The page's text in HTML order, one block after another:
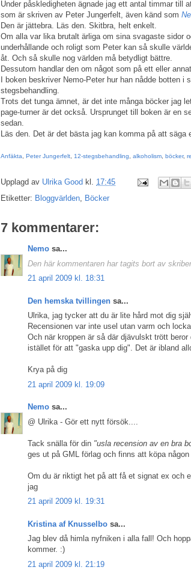
Under påskledigheten ägnade jag ett antal timmar till
som är skriven av Peter Jungerfelt, även känd som
Den är jättebra. Läs den. Skitbra, helt enkelt.
Om alla var lika brutalt ärliga om sina svagaste sidor
underhållande och roligt som Peter kan så skulle
åt. Och så skulle nog världen må betydligt bättre.
Dessutom handlar den om något som på ett eller
I boken beskriver Nemo-Peter hur han nådde botten i
stegsbehandling.
Trots det tunga ämnet, är det inte många böcker jag
page-turner är det också. Ursprunget till boken är en
sedan.
Läs den. Det är det bästa jag kan komma på att säga
Anfäkta Peter Jungerfelt 12-stegsbehandling alkoholism böcker,
Upplagd av Ulrika Good kl. 17:45
Etiketter: Bloggvärlden, Böcker
7 kommentarer:
Nemo sa...
Den här kommentaren har tagits bort av
21 april 2009 kl. 18:31
Den hemska tvillingen sa...
Ulrika, jag tycker att du är lite hård mot dig
Recensionen var inte usel utan varm och
Och när kroppen är så där djävulskt trött
istället för att "gaska upp dig". Det är ibland
Krya på dig
21 april 2009 kl. 19:09
Nemo sa...
@ Ulrika - Gör ett nytt försök....
Tack snälla för din "usla recension av en bra
ges ut på GML förlag och finns att köpa någon
Om du är riktigt het på att få et signat ex och
jag
21 april 2009 kl. 19:31
Kristina af Knusselbo sa...
Jag blev då himla nyfniken i alla fall! Och
kommer. :)
21 april 2009 kl. 21:19